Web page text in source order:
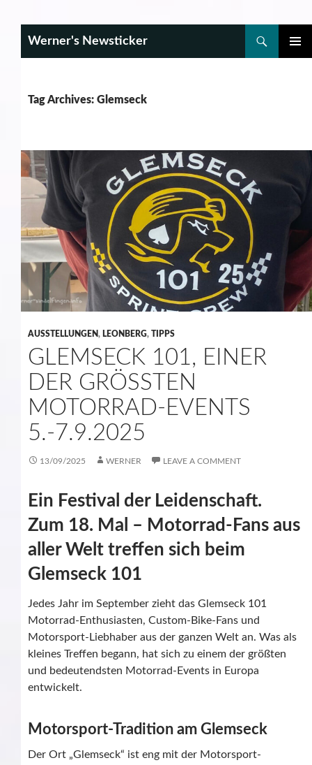
Werner's Newsticker
Tag Archives: Glemseck
AUSSTELLUNGEN, LEONBERG, TIPPS
GLEMSECK 101, EINER
DER GRÖSSTEN M
OTORRAD-EVENTS 5
.-7.9.2025
13/09/2025 WERNER LEAVE A COMMENT
Ein Festival der Leidenschaft.
Zum 18. Mal – Motorrad-Fans aus
aller Welt treffen sich beim
Glemseck 101
Jedes Jahr im September zieht das Glemseck 101
Motorrad-Enthusiasten, Custom-Bike-Fans und
Motorsport-Liebhaber aus der ganzen Welt an. Was als
kleines Treffen begann, hat sich zu einem der größten
und bedeutendsten Motorrad-Events in Europa
entwickelt.
Motorsport-Tradition am Glemseck
Der Ort „Glemseck“ ist eng mit der Motorsport-